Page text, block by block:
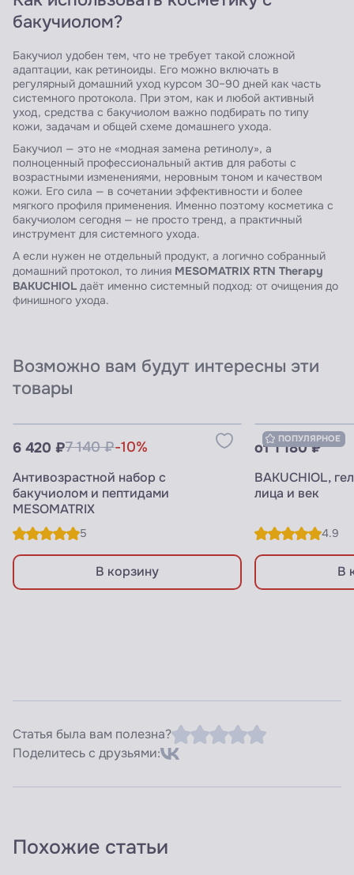
бакучиолом?
Бакучиол удобен тем, что не требует такой сложной
адаптации, как ретиноиды. Его можно включать в
регулярный домашний уход курсом 30–90 дней как часть
системного протокола. При этом, как и любой активный
уход, средства с бакучиолом важно подбирать по типу
кожи, задачам и общей схеме домашнего ухода.
Бакучиол — это не «модная замена ретинолу», а
полноценный профессиональный актив для работы с
возрастными изменениями, неровным тоном и качеством
кожи. Его сила — в сочетании эффективности и более
мягкого профиля применения. Именно поэтому косметика с
бакучиолом сегодня — не просто тренд, а практичный
инструмент для системного ухода.
А если нужен не отдельный продукт, а логично собранный
домашний протокол, то линия MESOMATRIX RTN Therapy
BAKUCHIOL даёт именно системный подход: от очищения до
финишного ухода.
Возможно вам будут интересны эти
товары
6 420 ₽7 140 ₽-10%
Антивозрастной набор с
бакучиолом и пептидами
MESOMATRIX
5
В корзину
ПОПУЛЯРНОЕ
от 1 180 ₽
BAKUCHIOL,
лица и век
4.9
В
Статья была вам полезна?
Поделитесь с друзьями:
Похожие статьи